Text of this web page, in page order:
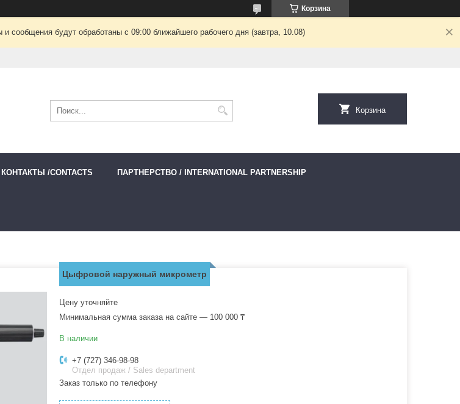
Корзина
сообщения будут обработаны с 09:00 ближайшего рабочего дня (завтра, 10.08)
Корзина
КОНТАКТЫ /CONTACTS ПАРТНЕРСТВО / INTERNATIONAL PARTNERSHIP
Цыфровой наружный микрометр
Цену уточняйте
Минимальная сумма заказа на сайте — 100 000 ₸
В наличии
+7 (727) 346-98-98
Отдел продаж / Sales department
Заказ только по телефону